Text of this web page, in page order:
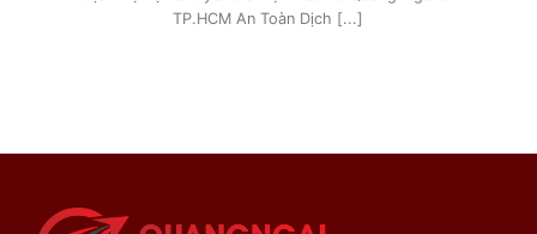
TP.HCM An Toàn Dịch [...]